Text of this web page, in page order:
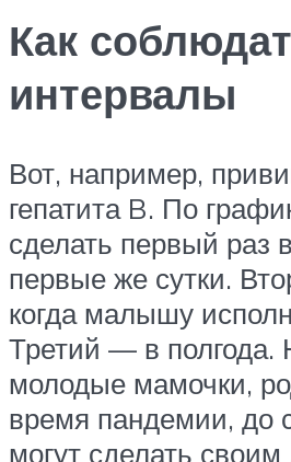
Как
интервалы
Вот, например,
гепатита B. По
сделать первый раз
первые же сутки.
когда малышу
Третий — в полгода.
молодые мамочки,
время пандемии, до
могут сделать